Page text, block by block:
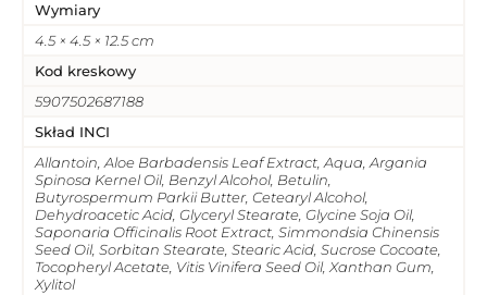
Wymiary
4.5 × 4.5 × 12.5 cm
Kod kreskowy
5907502687188
Skład INCI
Allantoin, Aloe Barbadensis Leaf Extract, Aqua, Argania
Spinosa Kernel Oil, Benzyl Alcohol, Betulin,
Butyrospermum Parkii Butter, Cetearyl Alcohol,
Dehydroacetic Acid, Glyceryl Stearate, Glycine Soja Oil,
Saponaria Officinalis Root Extract, Simmondsia Chinensis
Seed Oil, Sorbitan Stearate, Stearic Acid, Sucrose Cocoate,
Tocopheryl Acetate, Vitis Vinifera Seed Oil, Xanthan Gum,
Xylitol